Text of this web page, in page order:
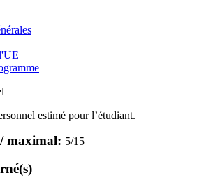
estimé pour l’étudiant.
maximal: 5/15